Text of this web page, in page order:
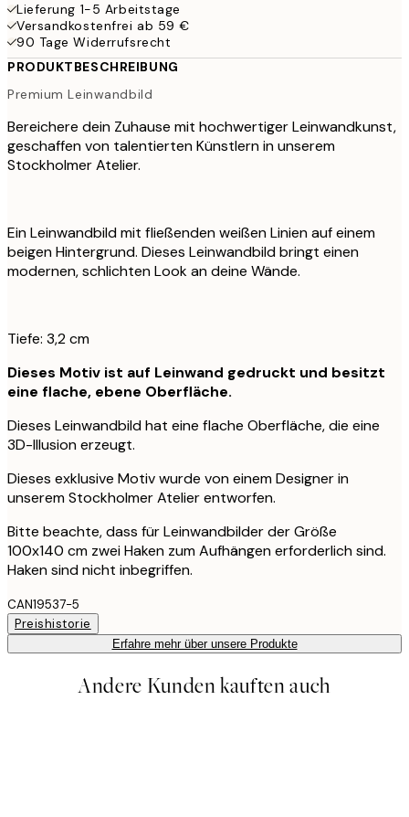
Lieferung 1-5 Arbeitstage
Versandkostenfrei ab 59 €
90 Tage Widerrufsrecht
PRODUKTBESCHREIBUNG
Premium Leinwandbild
Bereichere dein Zuhause mit hochwertiger Leinwandkunst,
geschaffen von talentierten Künstlern in unserem
Stockholmer Atelier.
Ein Leinwandbild mit fließenden weißen Linien auf einem
beigen Hintergrund. Dieses Leinwandbild bringt einen
modernen, schlichten Look an deine Wände.
Tiefe: 3,2 cm
Dieses Motiv ist auf Leinwand gedruckt und besitzt
eine flache, ebene Oberfläche.
Dieses Leinwandbild hat eine flache Oberfläche, die eine
3D-Illusion erzeugt.
Dieses exklusive Motiv wurde von einem Designer in
unserem Stockholmer Atelier entworfen.
Bitte beachte, dass für Leinwandbilder der Größe
100x140 cm zwei Haken zum Aufhängen erforderlich sind.
Haken sind nicht inbegriffen.
CAN19537-5
Preishistorie
Erfahre mehr über unsere Produkte
Andere Kunden kauften auch